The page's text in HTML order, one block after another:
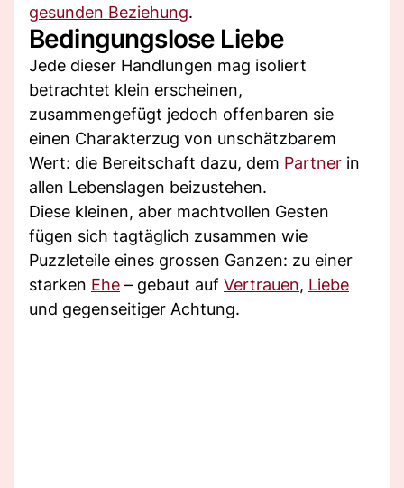
gesunden Beziehung.
Bedingungslose Liebe
Jede dieser Handlungen mag isoliert
betrachtet klein erscheinen,
zusammengefügt jedoch offenbaren sie
einen Charakterzug von unschätzbarem
Wert: die Bereitschaft dazu, dem Partner in
allen Lebenslagen beizustehen.
Diese kleinen, aber machtvollen Gesten
fügen sich tagtäglich zusammen wie
Puzzleteile eines grossen Ganzen: zu einer
starken Ehe – gebaut auf Vertrauen, Liebe
und gegenseitiger Achtung.